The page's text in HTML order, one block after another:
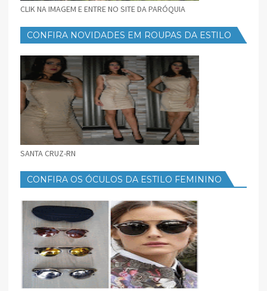
CLIK NA IMAGEM E ENTRE NO SITE DA PARÓQUIA
CONFIRA NOVIDADES EM ROUPAS DA ESTILO
SANTA CRUZ-RN
CONFIRA OS ÓCULOS DA ESTILO FEMININO